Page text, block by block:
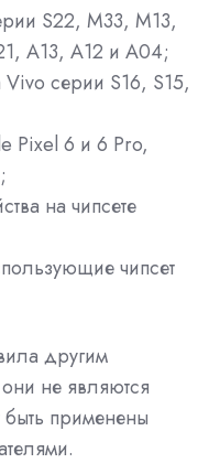
S22, M33, M13,
A13, A12 и A04;
серии S16, S15,
Pixel 6 и 6 Pro,
на чипсете
чипсет
другим
не являются
применены